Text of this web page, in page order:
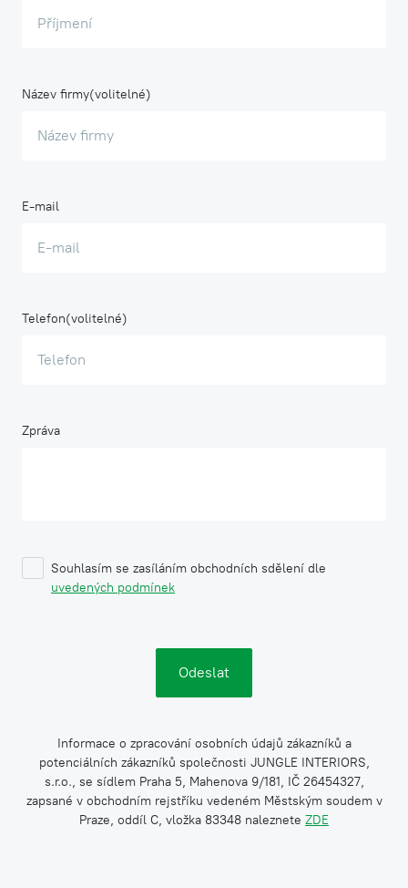
Název firmy
E-mail
Telefon
Zpráva
Souhlasím se zasíláním obchodních sdělení dle
uvedených podmínek
Informace o zpracování osobních údajů zákazníků a
potenciálních zákazníků společnosti JUNGLE INTERIORS,
s.r.o., se sídlem Praha 5, Mahenova 9/181, IČ 26454327,
zapsané v obchodním rejstříku vedeném Městským soudem v
Praze, oddíl C, vložka 83348 naleznete ZDE